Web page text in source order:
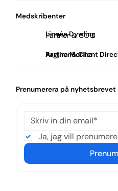
Medskribenter
Linnéa Dywling
Partner & COO
Argjira Morina
Partner & Client
Prenumerera på nyhetsbrevet
Ja, jag vill